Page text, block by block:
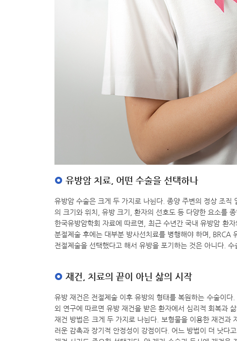
유방암 치료, 어떤 수술을 선택하나
유방암 수술은 크게 두 가지로 나뉜다. 종양 주변의 정상 조
의 크기와 위치, 유방 크기, 환자의 선호도 등 다양한 요소를 종
한국유방암학회 자료에 따르면, 최근 수년간 국내 유방암 환
분절제술 후에는 대부분 방사선치료를 병행해야 하며, BRCA
전절제술을 선택했다고 해서 유방을 포기하는 것은 아니다.
재건, 치료의 끝이 아닌 삶의 시작
유방 재건은 전절제술 이후 유방의 형태를 복원하는 수술이
외 연구에 따르면 유방 재건을 받은 환자에서 심리적 회복과
재건 방법은 크게 두 가지로 나뉜다. 보형물을 이용한 재건과
러운 감촉과 장기적 안정성이 강점이다. 어느 방법이 더 낫다